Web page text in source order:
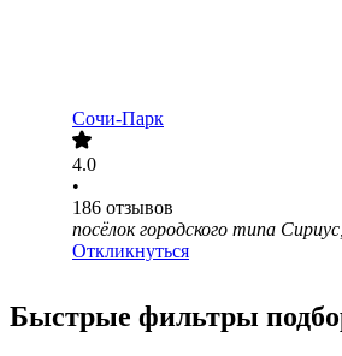
Сочи-Парк
4.0
•
186 отзывов
посёлок городского типа
Откликнуться
Быстрые фильтры